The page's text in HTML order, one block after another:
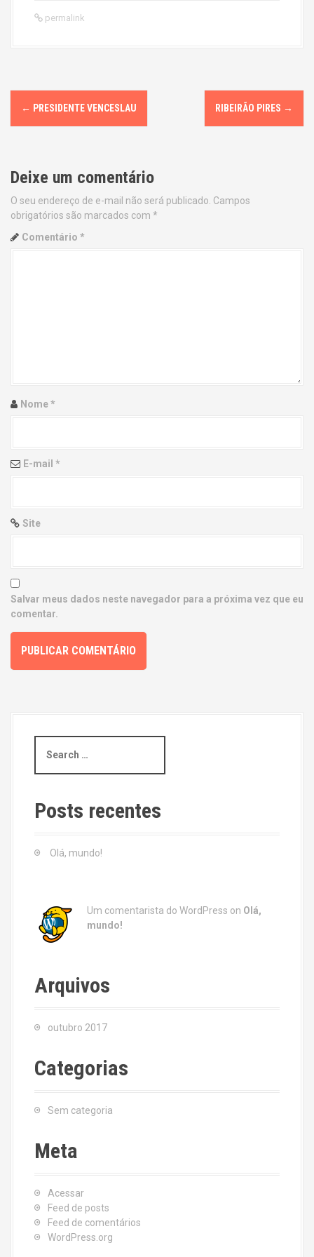
permalink
P
o
t
n
a
i
n
← PRESIDENTE VENCESLAU RIBEIRÃO PIRES →
Deixe um comentário
O seu endereço de e-mail não será publicado. Campos
obrigatórios são marcados com *
Comentário *
Nome*
E-mail *
Site
Salvar meus dados neste navegador para a próxima vez que eu
comentar.
a
c
h
Posts recentes
Olá, mundo!
Um comentarista do WordPress on Olá,
mundo!
Arquivos
outubro 2017
Categorias
Sem categoria
Meta
Acessar
Feed de posts
Feed de comentários
WordPress.org